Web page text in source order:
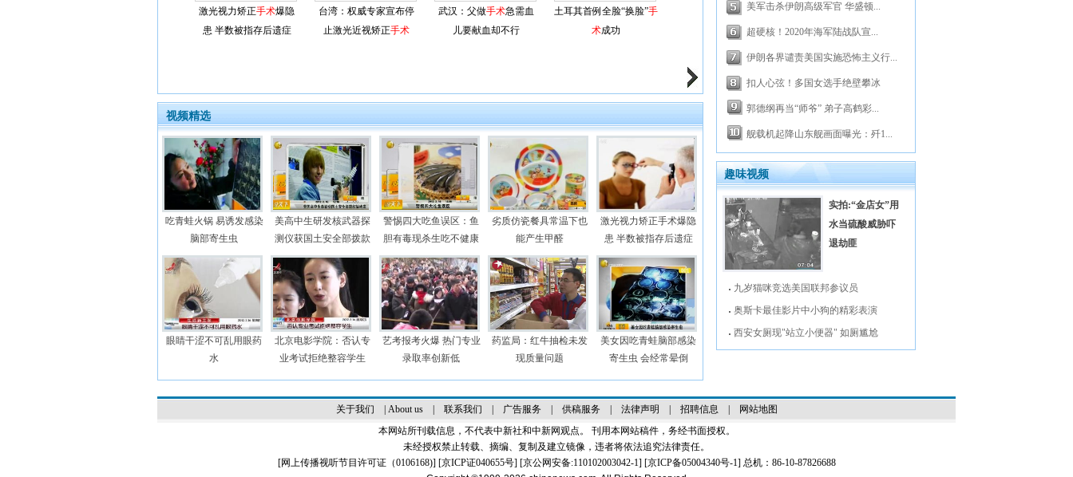
激光视力矫正手术爆隐
患 半数被指存后遗症
台湾：权威专家宣布停
止激光近视矫正手术
武汉：父做手术急需血
儿要献血却不行
土耳其首例全脸“换脸”手
术成功
视频精选
吃青蛙火锅 易诱发感染
脑部寄生虫
美高中生研发核武器探
测仪获国土安全部拨款
警惕四大吃鱼误区：鱼
胆有毒现杀生吃不健康
劣质仿瓷餐具常温下也
能产生甲醛
激光视力矫正手术爆隐
患 半数被指存后遗症
眼睛干涩不可乱用眼药
水
北京电影学院：否认专
业考试拒绝整容学生
艺考报考火爆 热门专业
录取率创新低
药监局：红牛抽检未发
现质量问题
美女因吃青蛙脑部感染
寄生虫 会经常晕倒
美军击杀伊朗高级军官 华盛顿...
超硬核！2020年海军陆战队宣...
伊朗各界谴责美国实施恐怖主义行...
扣人心弦！多国女选手绝壁攀冰
郭德纲再当“师爷” 弟子高鹤彩...
舰载机起降山东舰画面曝光：歼1...
趣味视频
实拍:“金店女”用
水当硫酸威胁吓
退劫匪
九岁猫咪竞选美国联邦参议员
奥斯卡最佳影片中小狗的精彩表演
西安女厕现"站立小便器" 如厕尴尬
关于我们 About us| 联系我们 广告服务| 供稿服务| 法律声明 招聘信息
网站地图
本网站所刊载信息，不代表中新社和中新网观点。 刊用本网站稿件，务经书面授权。
未经授权禁止转载、摘编、复制及建立镜像，违者将依法追究法律责任。
[网上传播视听节目许可证（0106168)] [京ICP证040655号] [京公网安备:110102003042-1] [京ICP备05004340号-1] 总机：86-10-87826688